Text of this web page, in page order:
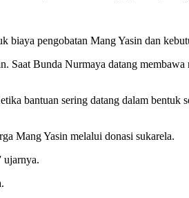
pengobatan Mang Yasin dan
Bunda Nurmaya datang
bantuan sering datang dalam bentuk
Mang Yasin melalui donasi sukarela.
ujarnya.